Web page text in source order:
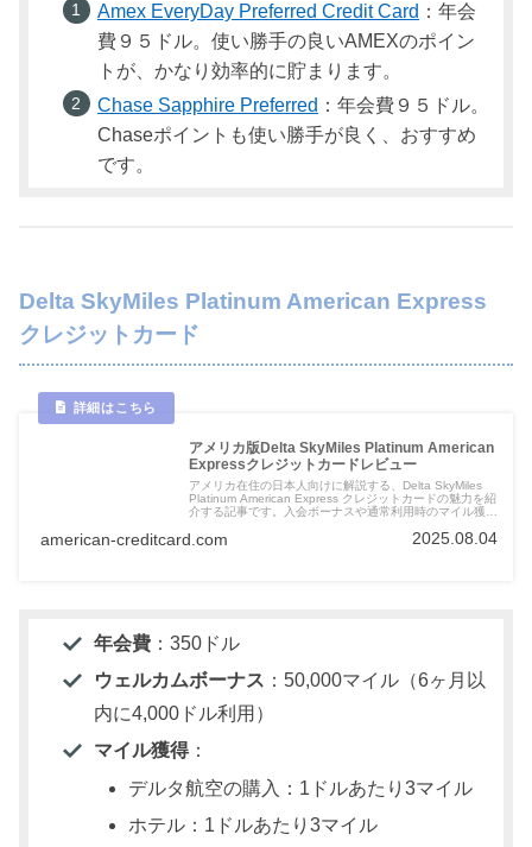
Amex EveryDay Preferred Credit Card ：年会
費９５ドル。使い勝手の良いAMEXのポイン
トが、かなり効率的に貯まります。
Chase Sapphire Preferred ：年会費９５ドル。
Chaseポイントも使い勝手が良く、おすすめ
です。
Delta SkyMiles Platinum American Express
クレジットカード
アメリカ版Delta SkyMiles Platinum American
Expressクレジットカードレビュー
アメリカ在住の日本人向けに解説する、Delta SkyMiles
Platinum American Express クレジットカードの魅力を紹
介する記事です。入会ボーナスや通常利用時のマイル獲得
american-creditcard.com 2025.08.04
年会費：350ドル
ウェルカムボーナス ：50,000マイル（6ヶ月以
内に4,000ドル利用）
マイル獲得：
デルタ航空の購入：1ドルあたり3マイル
ホテル：1ドルあたり3マイル